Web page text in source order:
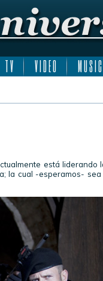
T V V I D E O M U S I
está liderando
la cual -esperamos- sea